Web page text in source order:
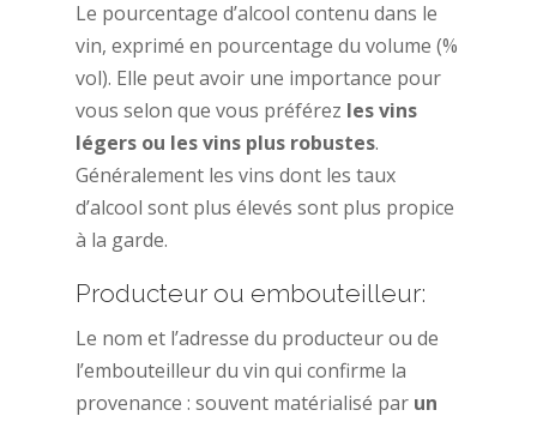
Le pourcentage d’alcool contenu dans le
vin, exprimé en pourcentage du volume (%
vol). Elle peut avoir une importance pour
vous selon que vous préférez les vins
légers ou les vins plus robustes.
Généralement les vins dont les taux
d’alcool sont plus élevés sont plus propice
à la garde.
Producteur ou embouteilleur:
Le nom et l’adresse du producteur ou de
l’embouteilleur du vin qui confirme la
provenance : souvent matérialisé par un